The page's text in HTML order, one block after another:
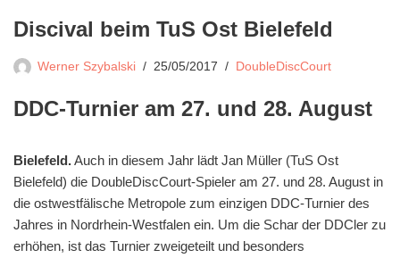
Discival beim TuS Ost Bielefeld
Werner Szybalski 25/05/2017 DoubleDiscCourt
DDC-Turnier am 27. und 28. August
Bielefeld.Auch in diesem Jahr lädt Jan Müller (TuS Ost
Bielefeld) die DoubleDiscCourt-Spieler am 27. und 28. August in
die ostwestfälische Metropole zum einzigen DDC-Turnier des
Jahres in Nordrhein-Westfalen ein. Um die Schar der DDCler zu
erhöhen, ist das Turnier zweigeteilt und besonders